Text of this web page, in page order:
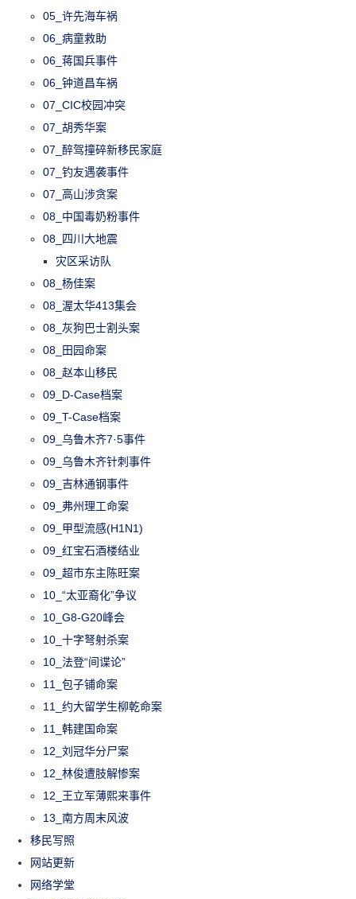
05_许先海车祸
06_病童救助
06_蒋国兵事件
06_钟道昌车祸
07_CIC校园冲突
07_胡秀华案
07_醉驾撞碎新移民家庭
07_钓友遇袭事件
07_高山涉贪案
08_中国毒奶粉事件
08_四川大地震
灾区采访队
08_杨佳案
08_渥太华413集会
08_灰狗巴士割头案
08_田园命案
08_赵本山移民
09_D-Case档案
09_T-Case档案
09_乌鲁木齐7·5事件
09_乌鲁木齐针刺事件
09_吉林通钢事件
09_弗州理工命案
09_甲型流感(H1N1)
09_红宝石酒楼结业
09_超市东主陈旺案
10_“太亚裔化”争议
10_G8-G20峰会
10_十字弩射杀案
10_法登“间谍论”
11_包子铺命案
11_约大留学生柳乾命案
11_韩建国命案
12_刘冠华分尸案
12_林俊遭肢解惨案
12_王立军薄熙来事件
13_南方周末风波
移民写照
网站更新
网络学堂